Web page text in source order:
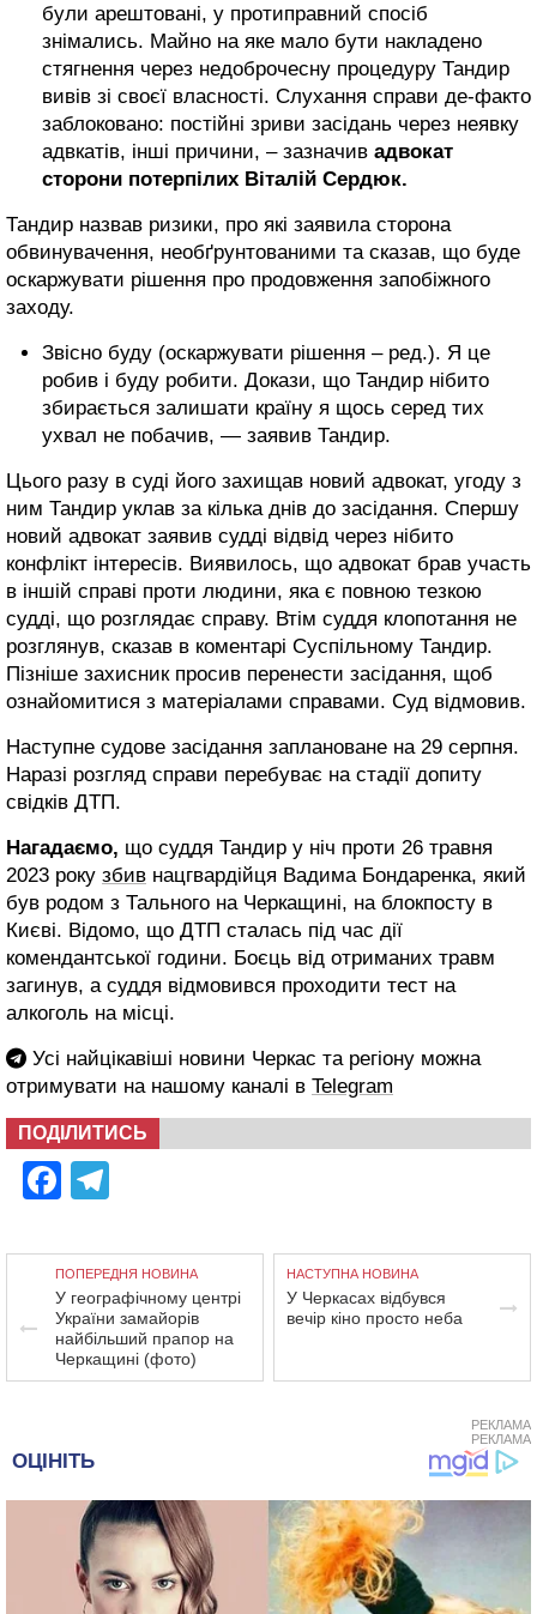
були арештовані, у протиправний спосіб
знімались. Майно на яке мало бути накладено
стягнення через недоброчесну процедуру Тандир
вивів зі своєї власності. Слухання справи де-факто
заблоковано: постійні зриви засідань через неявку
адвкатів, інші причини, – зазначив адвокат
сторони потерпілих Віталій Сердюк.
Тандир назвав ризики, про які заявила сторона
обвинувачення, необґрунтованими та сказав, що буде
оскаржувати рішення про продовження запобіжного
заходу.
Звісно буду (оскаржувати рішення – ред.). Я це
робив і буду робити. Докази, що Тандир нібито
збирається залишати країну я щось серед тих
ухвал не побачив, — заявив Тандир.
Цього разу в суді його захищав новий адвокат, угоду з
ним Тандир уклав за кілька днів до засідання. Спершу
новий адвокат заявив судді відвід через нібито
конфлікт інтересів. Виявилось, що адвокат брав участь
в іншій справі проти людини, яка є повною тезкою
судді, що розглядає справу. Втім суддя клопотання не
розглянув, сказав в коментарі Суспільному Тандир.
Пізніше захисник просив перенести засідання, щоб
ознайомитися з матеріалами справами. Суд відмовив.
Наступне судове засідання заплановане на 29 серпня.
Наразі розгляд справи перебуває на стадії допиту
свідків ДТП.
Нагадаємо, що суддя Тандир у ніч проти 26 травня
2023 року збив нацгвардійця Вадима Бондаренка, який
був родом з Тального на Черкащині, на блокпосту в
Києві. Відомо, що ДТП сталась під час дії
комендантської години. Боєць від отриманих травм
загинув, а суддя відмовився проходити тест на
алкоголь на місці.
Усі найцікавіші новини Черкас та регіону можна
отримувати на нашому каналі в Telegram
ПОДІЛИТИСЬ
Facebook
ПОПЕРЕДНЯ НОВИНА
У географічному центрі
України замайорів
найбільший прапор на
Черкащині (фото)
НАСТУПНА НОВИНА
У Черкасах відбувся
вечір кіно просто неба
РЕКЛАМА
РЕКЛАМА